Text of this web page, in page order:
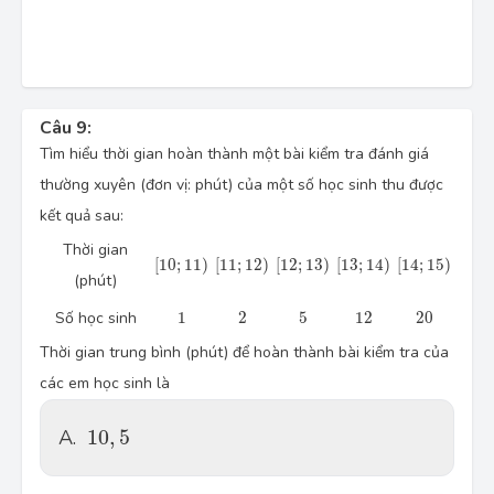
Câu 9:
Tìm hiểu thời gian hoàn thành một bài kiểm tra đánh giá
thường xuyên (đơn vị: phút) của một số học sinh thu được
kết quả sau:
Thời gian
(phút)
[10; 11)
\left[ 10;11 \right)
[11; 12)
\left[ 11;12 \right)
[12; 13)
\left[ 12;13 \right)
[13; 14)
\left[ 13;14 \right)
[14; 15)
\left[ 14;15
Số học sinh 1
1 2
2 5
5 12
12 20
20
Thời gian trung bình (phút) để hoàn thành bài kiểm tra của
các em học sinh là
A. 10, 5
10,5